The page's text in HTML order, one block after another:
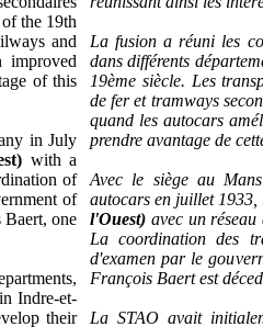
the 19th
and
improved
of this
in July
with a
of
of
Baert, one
Indre-et-
their
La fusion a réuni les
dans différents
19ème siècle. Les
de fer et tramways
quand les autocars
prendre avantage de
Avec le siège au
autocars en juillet 1933,
l'Ouest) avec un
La coordination des
d'examen par le
François Baertest déced
La STAO avait